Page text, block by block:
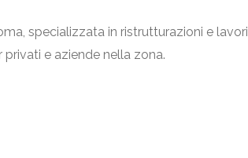
specializzata in ristrutturazioni e lavori
e aziende nella zona.